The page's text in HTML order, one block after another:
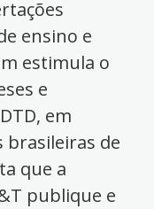
ensino e
estimula o
e
em
brasileiras de
que a
publique e